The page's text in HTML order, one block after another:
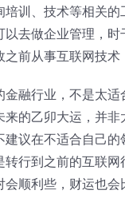
训、技术等相关的
以去做企业管理，
前从事互联网技术
金融行业，不是太
来的乙卯大运，并
议在不适合自己的
转行到之前的互联网
顺利些，财运也会